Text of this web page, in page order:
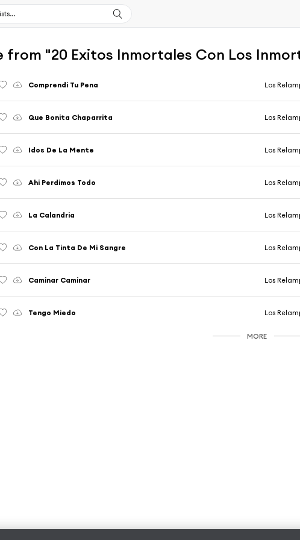
from "20 Exitos Inmortales Con Los
Comprendi Tu Pena Los
Que Bonita Chaparrita Los
Idos De La Mente Los
Ahi Perdimos Todo Los
La Calandria Los
Con La Tinta De Mi Sangre Los
Caminar Caminar Los
Tengo Miedo Los
MORE